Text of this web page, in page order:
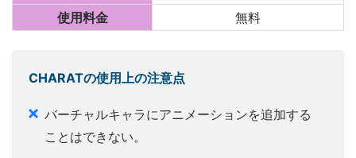
使用料金
無料
CHARATの使用上の注意点
バーチャルキャラにアニメーションを追加する
ことはできない。